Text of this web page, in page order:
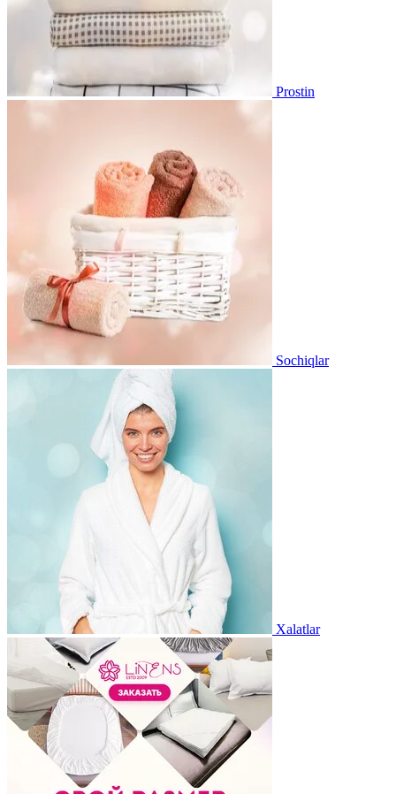
Prostin
Sochiqlar
Xalatlar